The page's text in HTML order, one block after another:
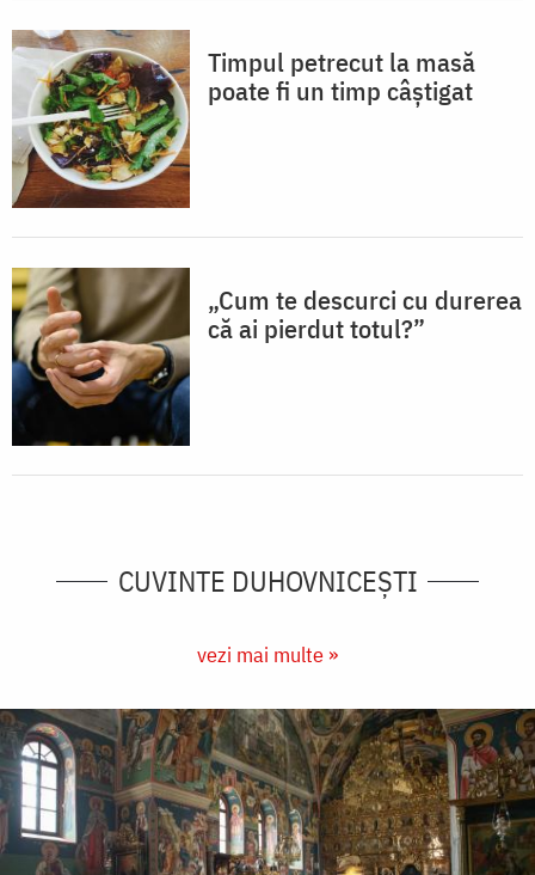
Timpul petrecut la masă
poate fi un timp câștigat
„Cum te descurci cu durerea
că ai pierdut totul?”
CUVINTE DUHOVNICEȘTI
vezi mai multe »